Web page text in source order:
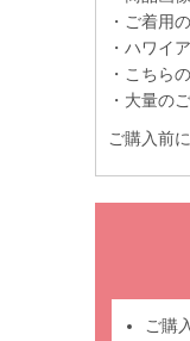
・ご着用
・ハワイ
・こちら
・大量の
ご購入前に
ご購